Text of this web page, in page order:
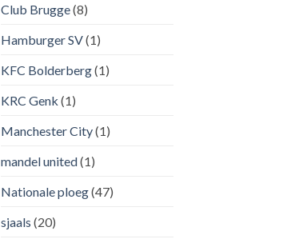
Club Brugge(8)
Hamburger SV(1)
KFC Bolderberg(1)
KRC Genk (1)
Manchester City(1)
mandel united(1)
Nationale ploeg(47)
sjaals (20)